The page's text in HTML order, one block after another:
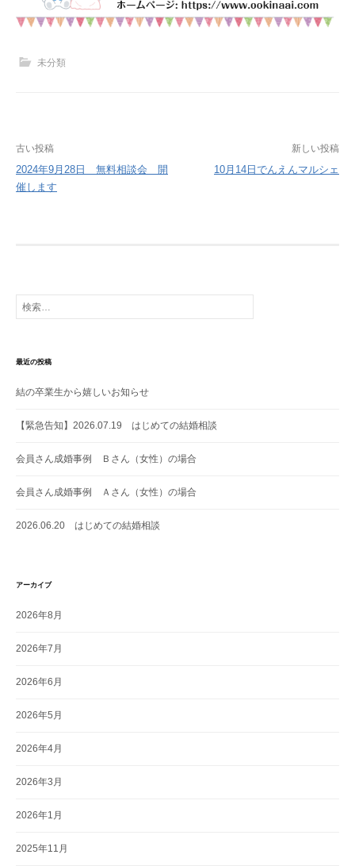
未分類
投
稿
ナ
ョ
ン
古い投稿
2024年9月28日 無料相談会 開
催します
新しい投稿
10月14日でんえんマルシェ
検
索:
最近の投稿
結の卒業生から嬉しいお知らせ
【緊急告知】2026.07.19 はじめての結婚相談
会員さん成婚事例 Ｂさん（女性）の場合
会員さん成婚事例 Ａさん（女性）の場合
2026.06.20 はじめての結婚相談
アーカイブ
2026年8月
2026年7月
2026年6月
2026年5月
2026年4月
2026年3月
2026年1月
2025年11月